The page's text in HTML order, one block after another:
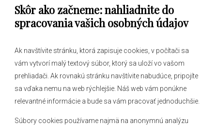
Skôr ako začneme: nahliadnite do
spracovania vašich osobných údajov
Ak navštívite stránku, ktorá zapisuje cookies, v počítači sa
vám vytvorí malý textový súbor, ktorý sa uloží vo vašom
prehliadači. Ak rovnakú stránku navštívite nabudúce, pripojíte
sa vďaka nemu na web rýchlejšie. Náš web vám ponúkne
relevantné informácie a bude sa vám pracovať jednoduchšie.
Súbory cookies používame najmä na anonymnú analýzu
Obecný úrad
O obci
Hlásenia obecného rozhlasu